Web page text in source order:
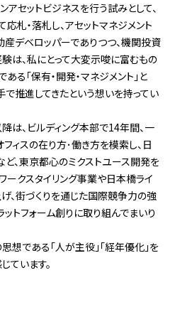
アセットビジネスを行う試みとして、
札・落札し、アセットマネジメント
産デベロッパーでありつつ、機関投資
は、私にとって大変示唆に富むもの
る「保有・開発・マネジメント」と
で推進してきたという想いを持ってい
は、ビルディング本部で14年間、一
ィスの在り方･働き方を模索し、日
ど、東京都心のミクストユース開発を
ークスタイリング事業や日本橋ライ
、街づくりを通じた国際競争力の強
トフォーム創りに取り組んでまいり
想である「人が主役」「経年優化」を
ています。